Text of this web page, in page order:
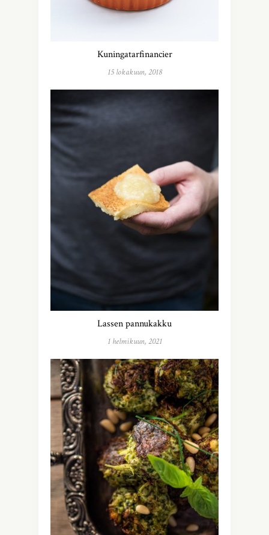
Kuningatarfinancier
15 lokakuun, 2018
Lassen pannukakku
1 helmikuun, 2021